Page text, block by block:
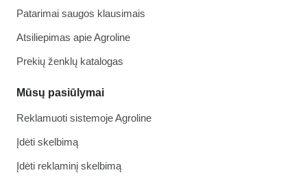
Patarimai saugos klausimais
Atsiliepimas apie Agroline
Prekių ženklų katalogas
Mūsų pasiūlymai
Reklamuoti sistemoje Agroline
Įdėti skelbimą
Įdėti reklaminį skelbimą